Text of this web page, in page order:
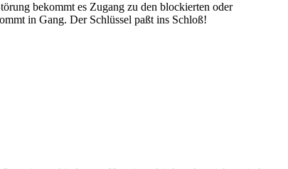
bekommt es Zugang zu den blockierten oder
in Gang. Der Schlüssel paßt ins Schloß!